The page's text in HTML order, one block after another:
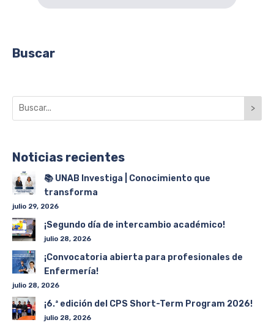
Buscar
>
Noticias recientes
📚 UNAB Investiga | Conocimiento que
transforma
julio 29, 2026
¡Segundo día de intercambio académico!
julio 28, 2026
¡Convocatoria abierta para profesionales de
Enfermería!
julio 28, 2026
¡6.ª edición del CPS Short-Term Program 2026!
julio 28, 2026